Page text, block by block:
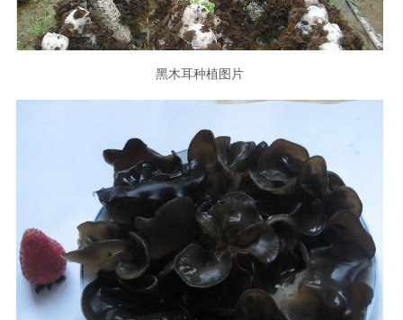
黑木耳种植图片